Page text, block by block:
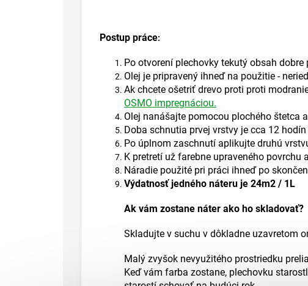
Postup práce:
Po otvorení plechovky tekutý obsah dobre
Olej je pripravený ihneď na použitie -
Ak chcete ošetriť drevo proti proti
OSMO impregnáciou.
Olej nanášajte pomocou plochého štetca
Doba schnutia prvej vrstvy je cca 12
Po úplnom zaschnutí aplikujte druhú
K pretretí už farebne upraveného
Náradie použité pri práci ihneď po
Výdatnosť jedného náteru je 24m2 / 1L
Ak vám zostane náter ako ho skladovať?
Skladujte v suchu v dôkladne uzavretom
Malý zvyšok nevyužitého prostriedku
Keď vám farba zostane, plechovku